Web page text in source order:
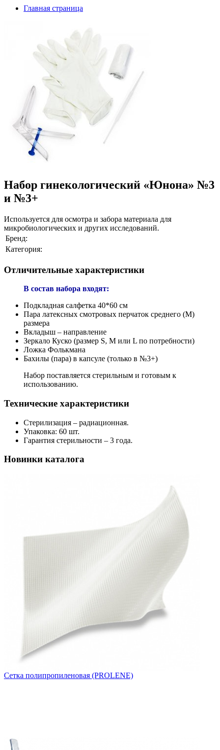
Главная страница
Набор гинекологический «Юнона» №3
и №3+
Используется для осмотра и забора материала для
микробиологических и других исследований.
Бренд:
Категория:
Отличительные характеристики
В состав набора входят:
Подкладная салфетка 40*60 см
Пара латексных смотровых перчаток среднего (М)
размера
Вкладыш – направление
Зеркало Куско (размер S, M или L по потребности)
Ложка Фолькмана
Бахилы (пара) в капсуле (только в №3+)
Набор поставляется стерильным и готовым к
использованию.
Технические характеристики
Стерилизация – радиационная.
Упаковка: 60 шт.
Гарантия стерильности – 3 года.
Новинки каталога
Сетка полипропиленовая (PROLENE)